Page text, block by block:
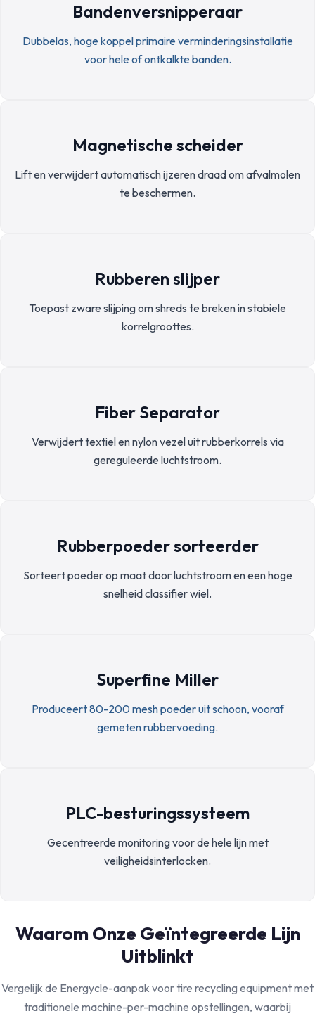
Bandenversnipperaar
Dubbelas, hoge koppel primaire verminderingsinstallatie
voor hele of ontkalkte banden.
Magnetische scheider
Lift en verwijdert automatisch ijzeren draad om afvalmolen
te beschermen.
Rubberen slijper
Toepast zware slijping om shreds te breken in stabiele
korrelgroottes.
Fiber Separator
Verwijdert textiel en nylon vezel uit rubberkorrels via
gereguleerde luchtstroom.
Rubberpoeder sorteerder
Sorteert poeder op maat door luchtstroom en een hoge
snelheid classifier wiel.
Superfine Miller
Produceert 80-200 mesh poeder uit schoon, vooraf
gemeten rubbervoeding.
PLC-besturingssysteem
Gecentreerde monitoring voor de hele lijn met
veiligheidsinterlocken.
Waarom Onze Geïntegreerde Lijn
Uitblinkt
Vergelijk de Energycle-aanpak voor tire recycling equipment met
traditionele machine-per-machine opstellingen, waarbij